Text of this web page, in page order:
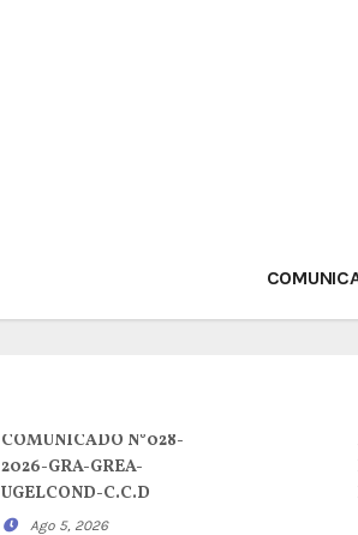
COMUNICADO N°028-
2026-GRA-GREA-
UGELCOND-C.C.D
Ago 5, 2026